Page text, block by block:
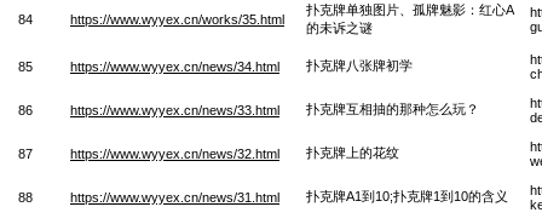
84 https://www.wyyex.cn/works/35.html
扑克牌单独图片、孤牌魅影：红心A
的未诉之谜
85 https://www.wyyex.cn/news/34.html 扑克牌八张牌初学
86 https://www.wyyex.cn/news/33.html 扑克牌互相抽的那种怎么玩？
87 https://www.wyyex.cn/news/32.html 扑克牌上的花纹
88 https://www.wyyex.cn/news/31.html 扑克牌A1到10;扑克牌1到10的含义